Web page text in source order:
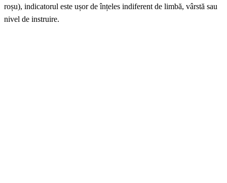
roșu), indicatorul este ușor de înțeles indiferent de limbă, vârstă sau
nivel de instruire.